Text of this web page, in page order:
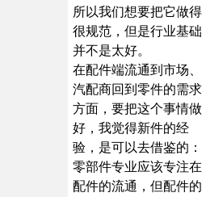
所以我们想要把它做得
很规范，但是行业基础
并不是太好。
在配件端流通到市场、
汽配商回到零件的需求
方面，要把这个事情做
好，我觉得新件的经
验，是可以去借鉴的：
零部件专业应该专注在
配件的流通，但配件的